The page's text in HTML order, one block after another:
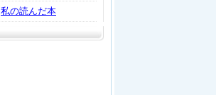
私の読んだ本